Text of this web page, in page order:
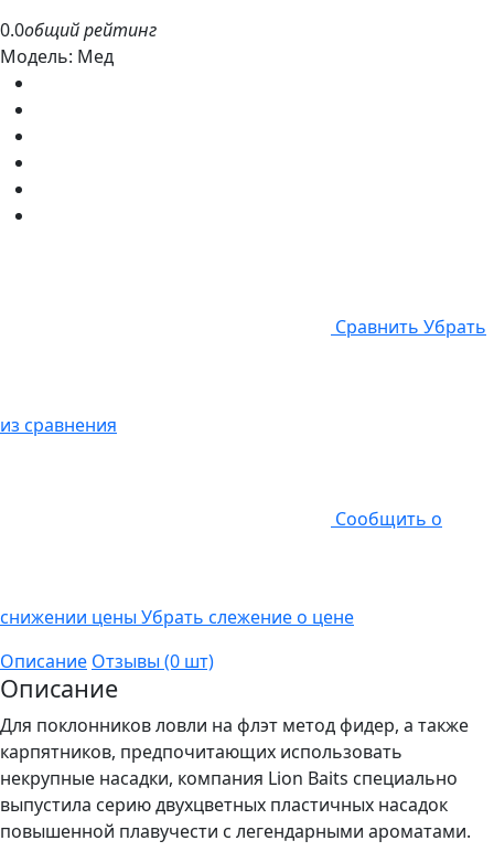
0.0общий рейтинг
Модель: Мед
Cравнить Убрать
из сравнения
Cообщить о
снижении цены Убрать слежение о цене
Описание Отзывы (0 шт)
Описание
Для поклонников ловли на флэт метод фидер, а также
карпятников, предпочитающих использовать
некрупные насадки, компания Lion Baits специально
выпустила серию двухцветных пластичных насадок
повышенной плавучести с легендарными ароматами.